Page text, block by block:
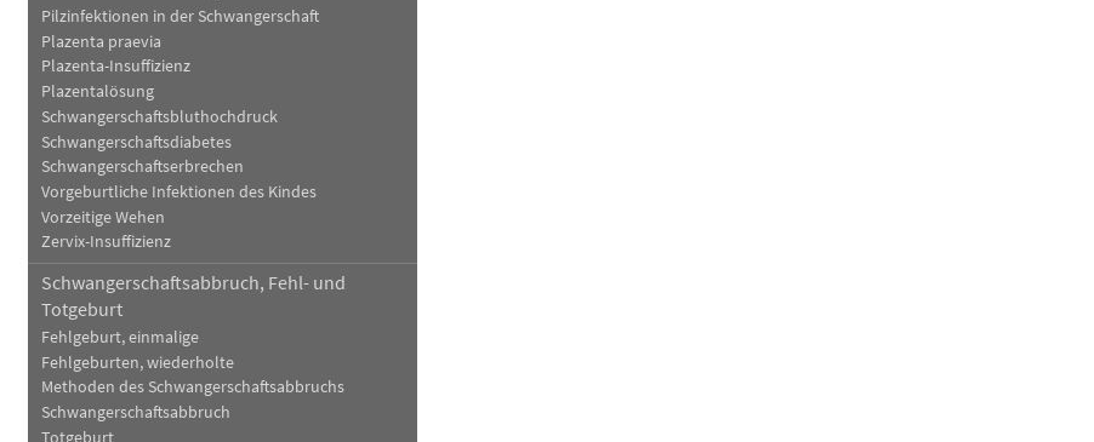
Pilzinfektionen in der Schwangerschaft
Plazenta praevia
Plazenta-Insuffizienz
Plazentalösung
Schwangerschaftsbluthochdruck
Schwangerschaftsdiabetes
Schwangerschaftserbrechen
Vorgeburtliche Infektionen des Kindes
Vorzeitige Wehen
Zervix-Insuffizienz
Schwangerschaftsabbruch, Fehl- und
Totgeburt
Fehlgeburt, einmalige
Fehlgeburten, wiederholte
Methoden des Schwangerschaftsabbruchs
Schwangerschaftsabbruch
Totgeburt